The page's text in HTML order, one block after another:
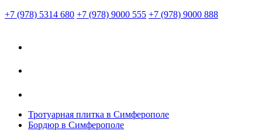
+7 (978) 5314 680 +7 (978) 9000 555 +7 (978) 9000 888
Тротуарная плитка в Симферополе
Бордюр в Симферополе